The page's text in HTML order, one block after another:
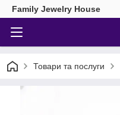
Family Jewelry House
Товари та послуги